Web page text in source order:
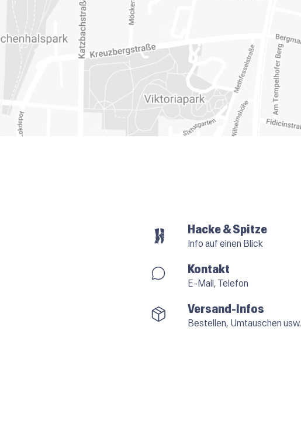
Hacke & Spitze
Info auf einen Blick
Kontakt
E-Mail, Telefon
Versand-Infos
Bestellen, Umtauschen usw.